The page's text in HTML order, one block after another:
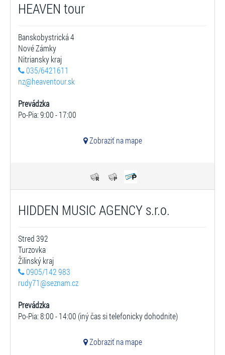
HEAVEN tour
Banskobystrická 4
Nové Zámky
Nitriansky kraj
035/6421611
nz@heaventour.sk
Prevádzka
Po-Pia: 9:00 - 17:00
Zobraziť na mape
HIDDEN MUSIC AGENCY s.r.o.
Stred 392
Turzovka
Žilinský kraj
0905/142 983
rudy71@seznam.cz
Prevádzka
Po-Pia: 8:00 - 14:00 (iný čas si telefonicky dohodnite)
Zobraziť na mape